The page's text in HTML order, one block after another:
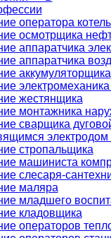
оператора
осмотрщика
аппаратчика
аппаратчика
аккумуляторщика
жестянщика
монтажника
сварщика
электродом
стропальщика
машиниста
слесаря-
маляра
младшего
кладовщика
операторов